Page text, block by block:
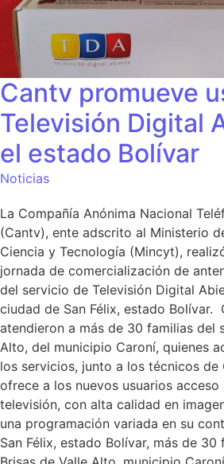
Cantv promueve
Televisión Digital
el estado Bolívar
Noticias
La Compañía Anónima Nacional
(Cantv), ente adscrito al Ministerio
Ciencia y Tecnología (Mincyt),
jornada de comercialización de
del servicio de Televisión Digital
ciudad de San Félix, estado Bolívar.
atendieron a más de 30 familias del
Alto, del municipio Caroní, quienes
los servicios, junto a los técnicos
ofrece a los nuevos usuarios
televisión, con alta calidad en
una programación variada en su
San Félix, estado Bolívar, más de